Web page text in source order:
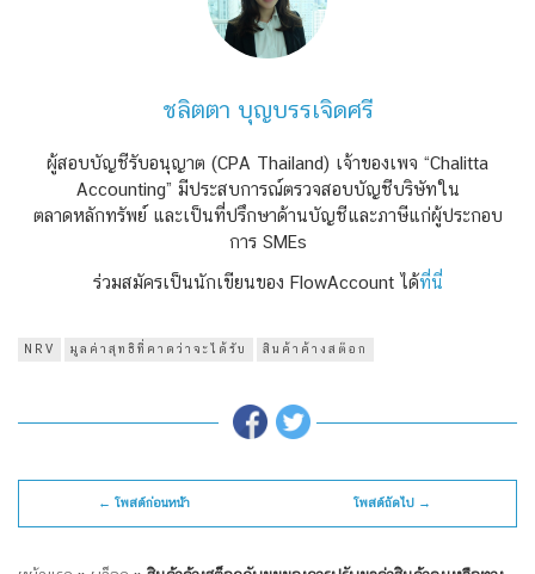
ชลิตตา บุญบรรเจิดศรี
ผู้สอบบัญชีรับอนุญาต (CPA Thailand) เจ้าของเพจ “Chalitta
Accounting” มีประสบการณ์ตรวจสอบบัญชีบริษัทใน
ตลาดหลักทรัพย์ และเป็นที่ปรึกษาด้านบัญชีและภาษีแก่ผู้ประกอบ
การ SMEs
ร่วมสมัครเป็นนักเขียนของ FlowAccount ได้ที่นี่
NRV มูลค่าสุทธิที่คาดว่าจะได้รับ สินค้าค้างสต๊อก
← โพสต์ก่อนหน้า โพสต์ถัดไป →